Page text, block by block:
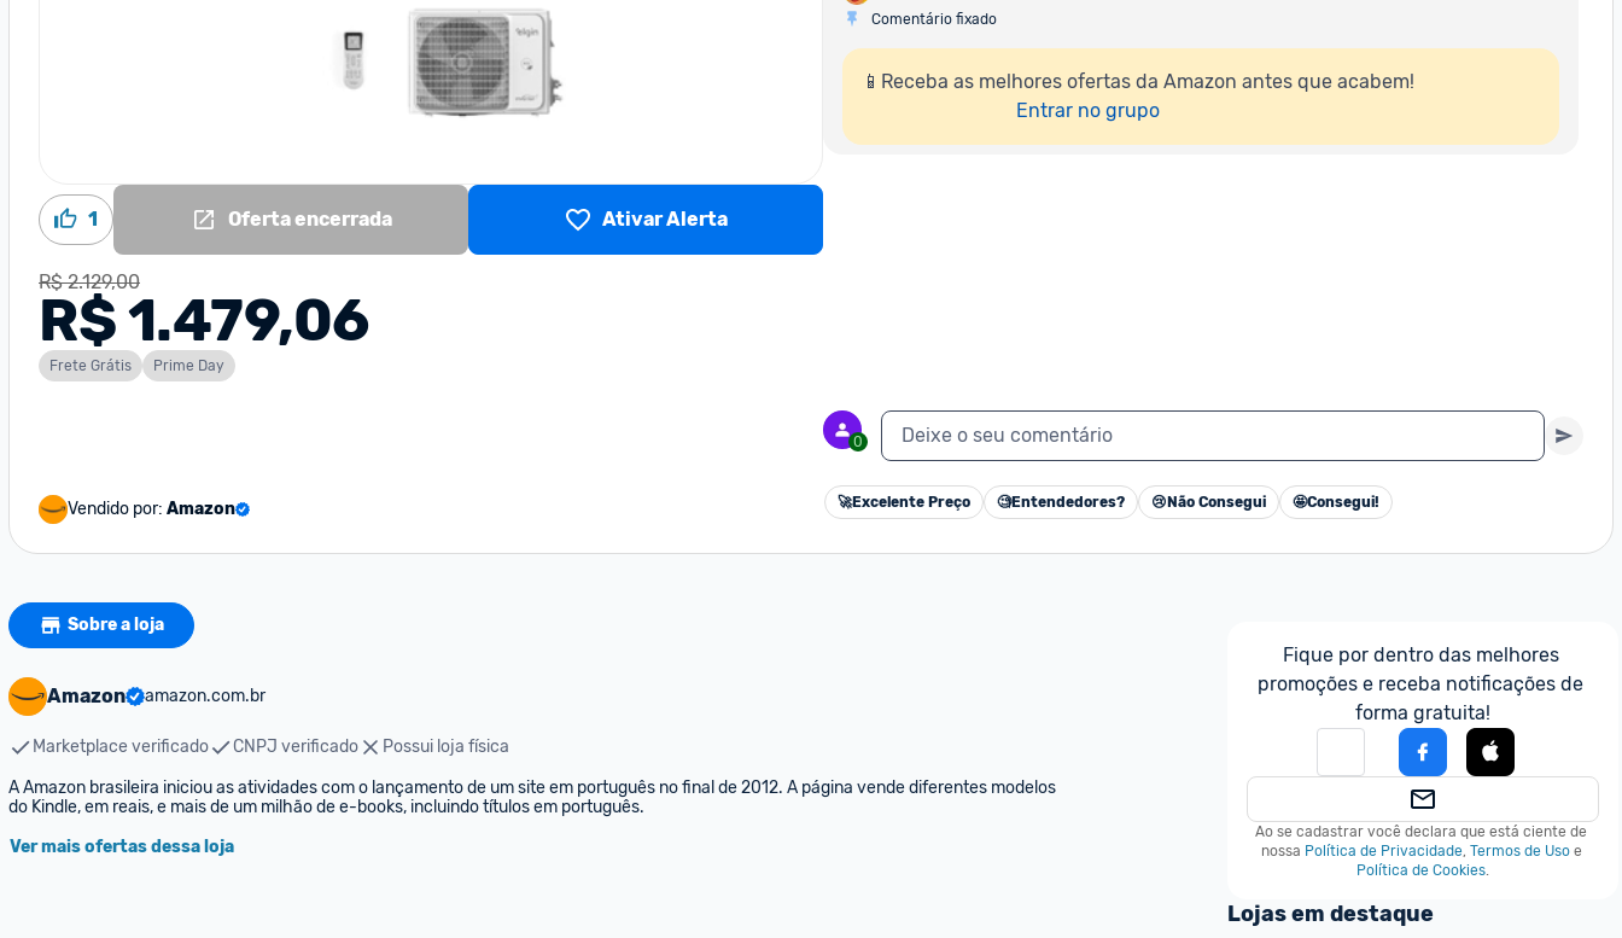
1 Oferta encerrada Ativar Alerta
R$ 2.129,00
R$ 1.479,06
Frete Grátis Prime Day
Vendido por: Amazon
Comentário fixado
📱Receba as melhores ofertas da Amazon antes que acabem!
Entrar no grupo
0 Deixe o seu comentário
🚀Excelente Preço 🧐Entendedores? 😢 Não Consegui 🤩Consegui!
Sobre a loja
Amazon amazon.com.br
Marketplace verificado CNPJ verificado
Possui loja física
A Amazon brasileira iniciou as atividades com o lançamento de um site em português no final de 2012. A página vende diferentes modelos
do Kindle, em reais, e mais de um milhão de e-books, incluindo títulos em português.
Ver mais ofertas dessa loja
Fique por dentro das melhores
promoções e receba notificações de
forma gratuita!
Ao se cadastrar você declara que está ciente de
nossa Política de Privacidade, Termos de Uso e
Política de Cookies.
Lojas em destaque